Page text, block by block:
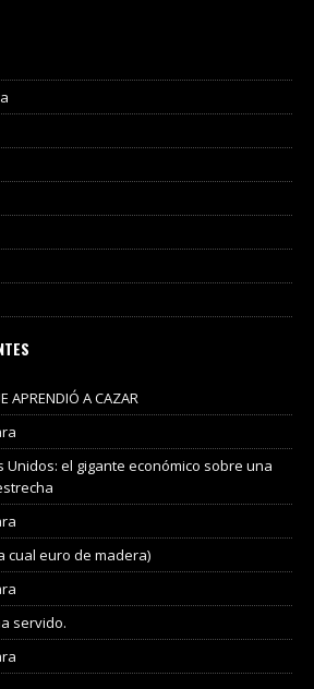
APRENDIÓ A CAZAR
Unidos: el gigante económico sobre una
cual euro de madera)
servido.